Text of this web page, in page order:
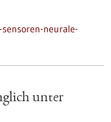
neurale-
unter